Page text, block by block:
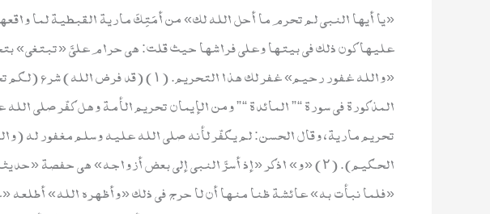
«يا أيها النبي لم تحرم ما أحل الله لك» من أمَتِكَ مارية القبطية لما
عليها كون ذلك في بيتها وعلى فراشها حيث قلت: هي حرام عليَّ
«والله غفور رحيم» غفر لك هذا التحريم. (١)
المذكورة في سورة “” المائدة “” ومن الإيمان تحريم الأمة وهل كفّر صلى
تحريم مارية، وقال الحسن: لم يكفّر لأنه صلى الله عليه وسلم مغفور له
الحكيم). (٢) «و» اذكر «إذ أسرَّ النبي إلى بعض أزواجه» هي حفصة
«فلما نبأت به» عائشة ظنا منها أن لا حرج في ذلك «وأظهره الله»